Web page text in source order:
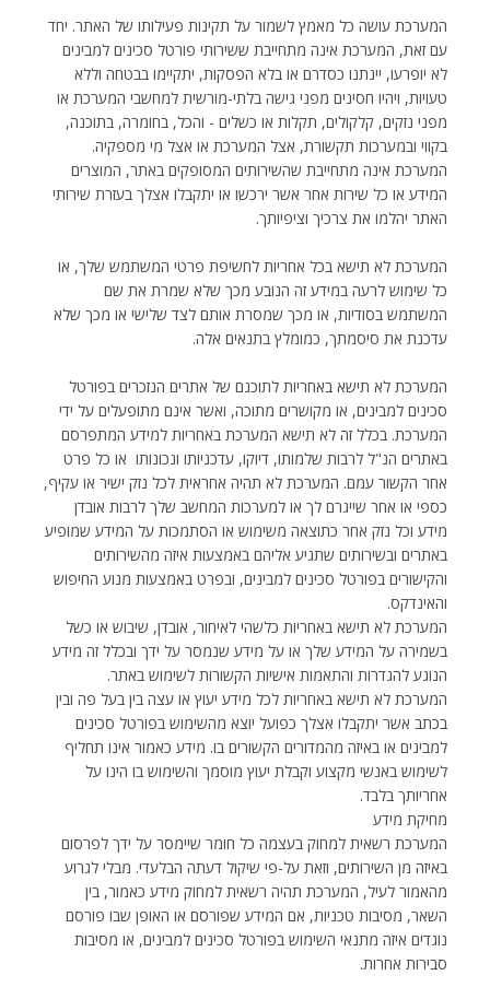
המערכת עושה כל מאמץ לשמור על תקינות פעילותו של האתר. יחד
עם זאת, המערכת אינה מתחייבת ששירותי פורטל סכינים למבינים
לא יופרעו, יינתנו כסדרם או בלא הפסקות, יתקיימו בבטחה וללא
טעויות, ויהיו חסינים מפני גישה בלתי-מורשית למחשבי המערכת או
מפני נזקים, קלקולים, תקלות או כשלים - והכל, בחומרה, בתוכנה,
בקווי ובמערכות תקשורת, אצל המערכת או אצל מי מספקיה.
המערכת אינה מתחייבת שהשירותים המסופקים באתר, המוצרים
המידע או כל שירות אחר אשר ירכשו או יתקבלו אצלך בעזרת שירותי
האתר יהלמו את צרכיך וציפיותך.
המערכת לא תישא בכל אחריות לחשיפת פרטי המשתמש שלך, או
כל שימוש לרעה במידע זה הנובע מכך שלא שמרת את שם
המשתמש בסודיות, או מכך שמסרת אותם לצד שלישי או מכך שלא
עדכנת את סיסמתך, כמומלץ בתנאים אלה.
המערכת לא תישא באחריות לתוכנם של אתרים הנזכרים בפורטל
סכינים למבינים, או מקושרים מתוכה, ואשר אינם מתופעלים על ידי
המערכת. בכלל זה לא תישא המערכת באחריות למידע המתפרסם
באתרים הנ"ל לרבות שלמותו, דיוקו, עדכניותו ונכונותו  או כל פרט
אחר הקשור עמם. המערכת לא תהיה אחראית לכל נזק ישיר או עקיף,
כספי או אחר שייגרם לך או למערכות המחשב שלך לרבות אובדן
מידע וכל נזק אחר כתוצאה משימוש או הסתמכות על המידע שמופיע
באתרים ובשירותים שתגיע אליהם באמצעות איזה מהשירותים
והקישורים בפורטל סכינים למבינים, ובפרט באמצעות מנוע החיפוש
והאינדקס.
המערכת לא תישא באחריות כלשהי לאיחור, אובדן, שיבוש או כשל
בשמירה על המידע שלך או על מידע שנמסר על ידך ובכלל זה מידע
הנוגע להגדרות והתאמות אישיות הקשורות לשימוש באתר.
המערכת לא תישא באחריות לכל מידע יעוץ או עצה בין בעל פה ובין
בכתב אשר יתקבלו אצלך כפועל יוצא מהשימוש בפורטל סכינים
למבינים או באיזה מהמדורים הקשורים בו. מידע כאמור אינו תחליף
לשימוש באנשי מקצוע וקבלת יעוץ מוסמך והשימוש בו הינו על
אחריותך בלבד.
מחיקת מידע
המערכת רשאית למחוק בעצמה כל חומר שיימסר על ידך לפרסום
באיזה מן השירותים, וזאת על-פי שיקול דעתה הבלעדי. מבלי לגרוע
מהאמור לעיל, המערכת תהיה רשאית למחוק מידע כאמור, בין
השאר, מסיבות טכניות, אם המידע שפורסם או האופן שבו פורסם
נוגדים איזה מתנאי השימוש בפורטל סכינים למבינים, או מסיבות
סבירות אחרות.